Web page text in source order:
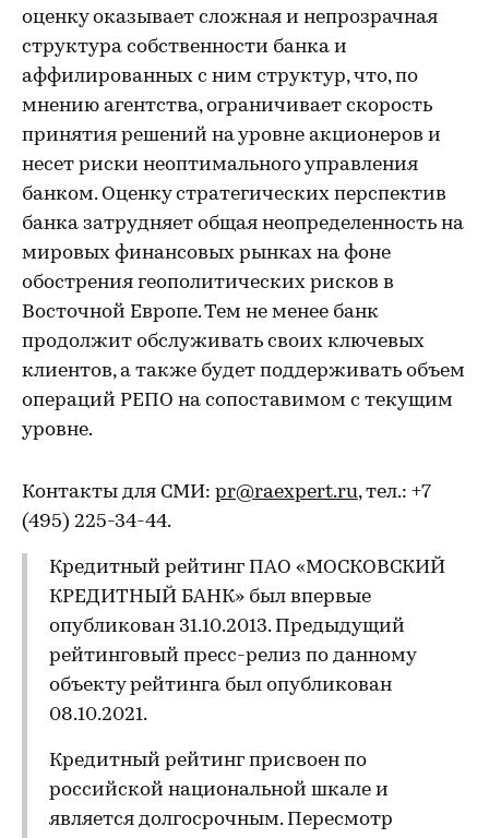
оценку оказывает сложная и непрозрачная
структура собственности банка и
аффилированных с ним структур, что, по
мнению агентства, ограничивает скорость
принятия решений на уровне акционеров и
несет риски неоптимального управления
банком. Оценку стратегических перспектив
банка затрудняет общая неопределенность на
мировых финансовых рынках на фоне
обострения геополитических рисков в
Восточной Европе. Тем не менее банк
продолжит обслуживать своих ключевых
клиентов, а также будет поддерживать объем
операций РЕПО на сопоставимом с текущим
уровне.
Контакты для СМИ: pr@raexpert.ru, тел.: +7
(495) 225-34-44.
Кредитный рейтинг ПАО «МОСКОВСКИЙ
КРЕДИТНЫЙ БАНК» был впервые
опубликован 31.10.2013. Предыдущий
рейтинговый пресс-релиз по данному
объекту рейтинга был опубликован
08.10.2021.
Кредитный рейтинг присвоен по
российской национальной шкале и
является долгосрочным. Пересмотр